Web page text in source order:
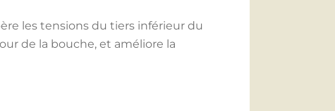
les tensions du tiers inférieur du
de la bouche, et améliore la
effet frais immédiat.